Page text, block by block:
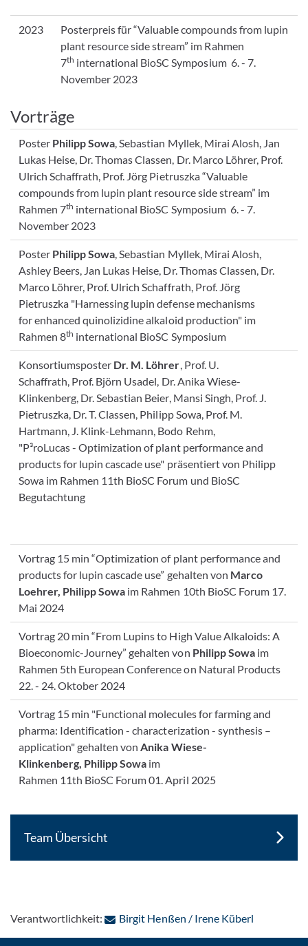
2023
Posterpreis für “Valuable compounds from lupin
plant resource side stream” im Rahmen
7th international BioSC Symposium 6. - 7.
November 2023
Vorträge
Poster Philipp Sowa, Sebastian Myllek, Mirai Alosh, Jan
Lukas Heise, Dr. Thomas Classen, Dr. Marco Löhrer, Prof.
Ulrich Schaffrath, Prof. Jörg Pietruszka “Valuable
compounds from lupin plant resource side stream” im
Rahmen 7th international BioSC Symposium 6. - 7.
November 2023
Poster Philipp Sowa, Sebastian Myllek, Mirai Alosh,
Ashley Beers, Jan Lukas Heise, Dr. Thomas Classen, Dr.
Marco Löhrer, Prof. Ulrich Schaffrath, Prof. Jörg
Pietruszka "Harnessing lupin defense mechanisms
for enhanced quinolizidine alkaloid production" im
Rahmen 8th international BioSC Symposium
Konsortiumsposter Dr. M. Löhrer, Prof. U.
Schaffrath, Prof. Björn Usadel, Dr. Anika Wiese-
Klinkenberg, Dr. Sebastian Beier, Mansi Singh, Prof. J.
Pietruszka, Dr. T. Classen, Philipp Sowa, Prof. M.
Hartmann, J. Klink-Lehmann, Bodo Rehm,
"P³roLucas - Optimization of plant performance and
products for lupin cascade use" präsentiert von Philipp
Sowa im Rahmen 11th BioSC Forum und BioSC
Begutachtung
Vortrag 15 min “Optimization of plant performance and
products for lupin cascade use” gehalten von Marco
Loehrer, Philipp Sowa im Rahmen 10th BioSC Forum 17.
Mai 2024
Vortrag 20 min “From Lupins to High Value Alkaloids: A
Bioeconomic-Journey” gehalten von Philipp Sowa im
Rahmen 5th European Conference on Natural Products
22. - 24. Oktober 2024
Vortrag 15 min "Functional molecules for farming and
pharma: Identification - characterization - synthesis –
application" gehalten vonAnika Wiese-
Klinkenberg, Philipp Sowa im
Rahmen 11th BioSC Forum 01. April 2025
Team Übersicht
Verantwortlichkeit: Birgit Henßen / Irene Küberl: Per E-